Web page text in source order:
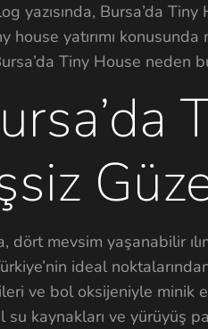
yazısında, Bursa’da
house yatırımı
Tiny House neden
dört mevsim yaşanabilir
ideal
ve bol oksijeniyle minik
su kaynakları ve yürüyüş